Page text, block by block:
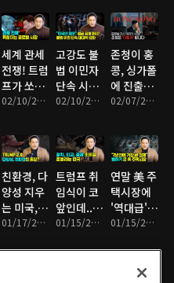
'Untitled
Hotel' /
럭셔리 콘
도
'Freeman
Residence'
내용은?
세계 관세
전쟁! 트럼
프가 쏘아
올린 공에
국제시장
02/10/2025 • 13분
고강도 불
법 이민자
단속 시작
된 미국,
붙잡혔
다... 술렁
이는 한인
사회
02/10/2025 • 5분
존청이 홍
콩, 싱가폴
에 진출한
이유 | 미
존청 브이
로그
02/07/2025 • 10분
친환경, 다
양성 지우
는 미국,
뒤에서 미
국?
01/17/2025 • 8분
트럼프 취
임식이 코
앞인데...
리더, 외
부재로 절
01/15/2025 • 7분
연말 美 주
택시장에
'역대급'
빙하기가
유는?
01/15/2025 • 5분